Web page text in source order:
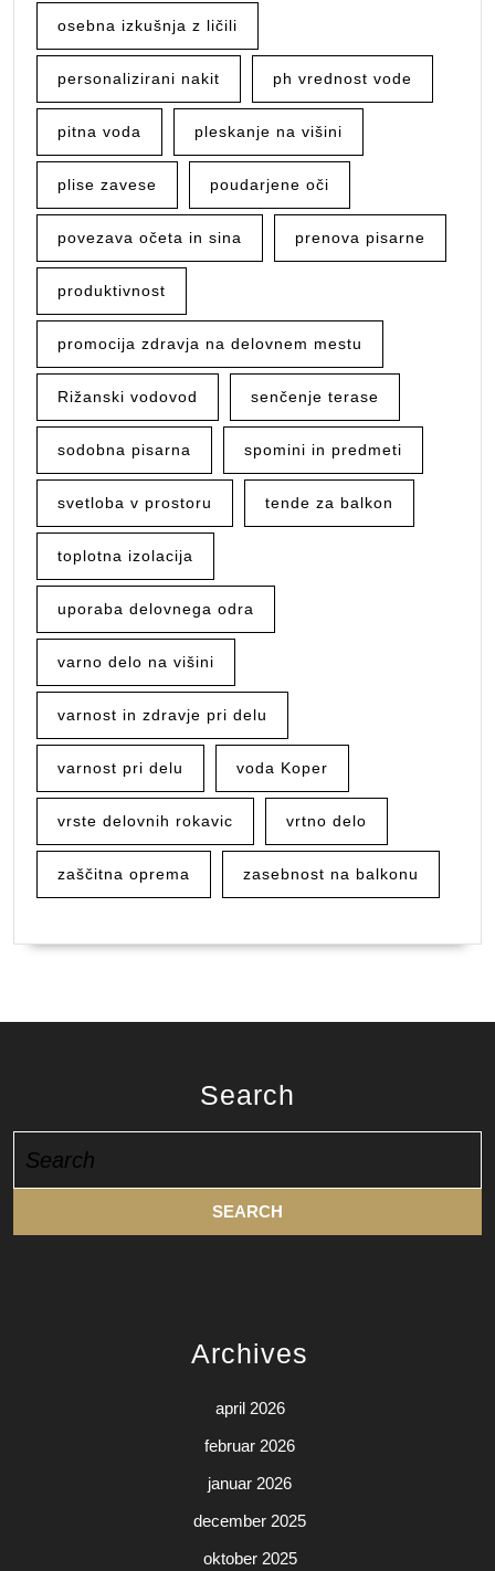
osebna izkušnja z ličili
personalizirani nakit ph vrednost vode
pitna voda pleskanje na višini
plise zavese poudarjene oči
povezava očeta in sina prenova pisarne
produktivnost
promocija zdravja na delovnem mestu
Rižanski vodovod senčenje terase
sodobna pisarna spomini in predmeti
svetloba v prostoru tende za balkon
toplotna izolacija
uporaba delovnega odra
varno delo na višini
varnost in zdravje pri delu
varnost pri delu voda Koper
vrste delovnih rokavic vrtno delo
zaščitna oprema zasebnost na balkonu
Search
for:
Archives
april 2026
februar 2026
januar 2026
december 2025
oktober 2025